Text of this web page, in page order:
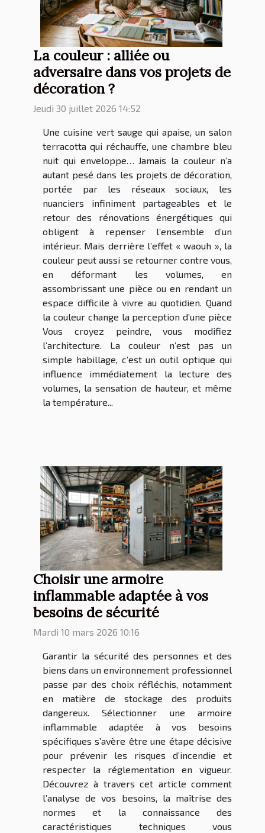
La couleur : alliée ou
adversaire dans vos projets de
décoration ?
Jeudi 30 juillet 2026 14:52
Une cuisine vert sauge qui apaise, un salon
terracotta qui réchauffe, une chambre bleu
nuit qui enveloppe… Jamais la couleur n’a
autant pesé dans les projets de décoration,
portée par les réseaux sociaux, les
nuanciers infiniment partageables et le
retour des rénovations énergétiques qui
obligent à repenser l’ensemble d’un
intérieur. Mais derrière l’effet « waouh », la
couleur peut aussi se retourner contre vous,
en déformant les volumes, en
assombrissant une pièce ou en rendant un
espace difficile à vivre au quotidien. Quand
la couleur change la perception d’une pièce
Vous croyez peindre, vous modifiez
l’architecture. La couleur n’est pas un
simple habillage, c’est un outil optique qui
influence immédiatement la lecture des
volumes, la sensation de hauteur, et même
la température...
Choisir une armoire
inflammable adaptée à vos
besoins de sécurité
Mardi 10 mars 2026 10:16
Garantir la sécurité des personnes et des
biens dans un environnement professionnel
passe par des choix réfléchis, notamment
en matière de stockage des produits
dangereux. Sélectionner une armoire
inflammable adaptée à vos besoins
spécifiques s’avère être une étape décisive
pour prévenir les risques d’incendie et
respecter la réglementation en vigueur.
Découvrez à travers cet article comment
l’analyse de vos besoins, la maîtrise des
normes et la connaissance des
caractéristiques techniques vous